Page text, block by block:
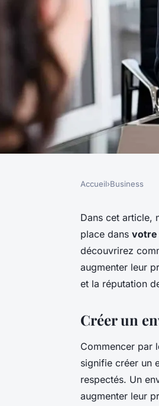
pour
des
Accueil›Business
Dans cet article,
place dans votre
découvrirez
augmenter leur
et la réputation
Créer un
Commencer par
signifie créer un
respectés. Un
augmenter leur